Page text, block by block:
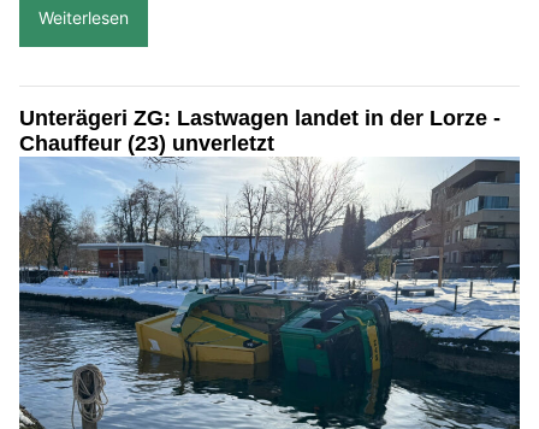
Weiterlesen
Unterägeri ZG: Lastwagen landet in der Lorze -
Chauffeur (23) unverletzt